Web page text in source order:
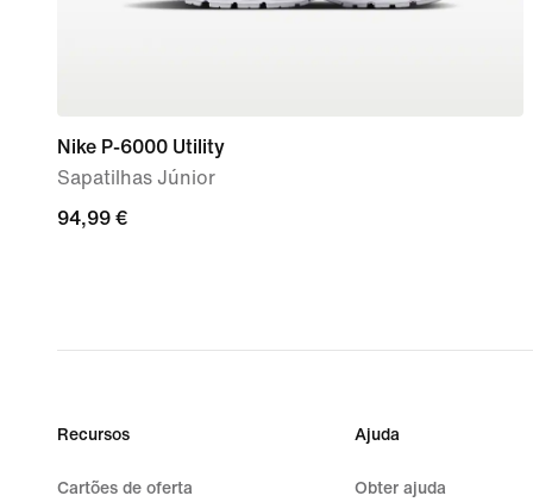
Nike P-6000 Utility
Sapatilhas Júnior
94,99
94,99 €
Recursos
Cartões de oferta
Ajuda
Obter ajuda